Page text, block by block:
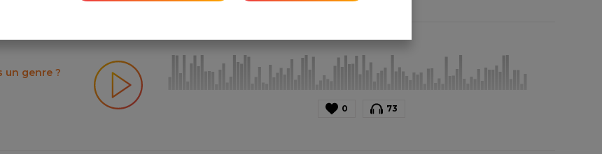
un genre ?
0 73